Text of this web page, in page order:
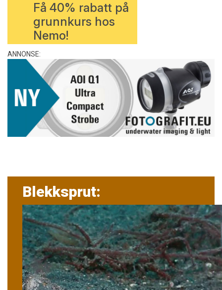
Få 40% rabatt på
grunnkurs hos
Nemo!
ANNONSE:
Blekksprut: